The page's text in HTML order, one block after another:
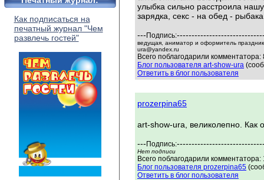
Как подписаться на
печатный журнал "Чем
развлечь гостей"
улыбка сильно расстроила
зарядка, секс - на обед -
--- Подпись:
ведущая, аниматор и оформитель
ura@yandex.ru
Всего поблагодарили
Блог пользователя art-show-ura
Ответить в блог пользователя
prozerpina65
art-show-ura, великолепно. Как
--- Подпись:
Нет подписи
Всего поблагодарили
Блог пользователя prozerpina65
Ответить в блог пользователя